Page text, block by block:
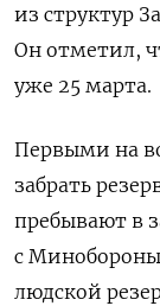
из структур
Он отметил,
уже 25 марта.
Первыми на
забрать
пребывают в
с
людской